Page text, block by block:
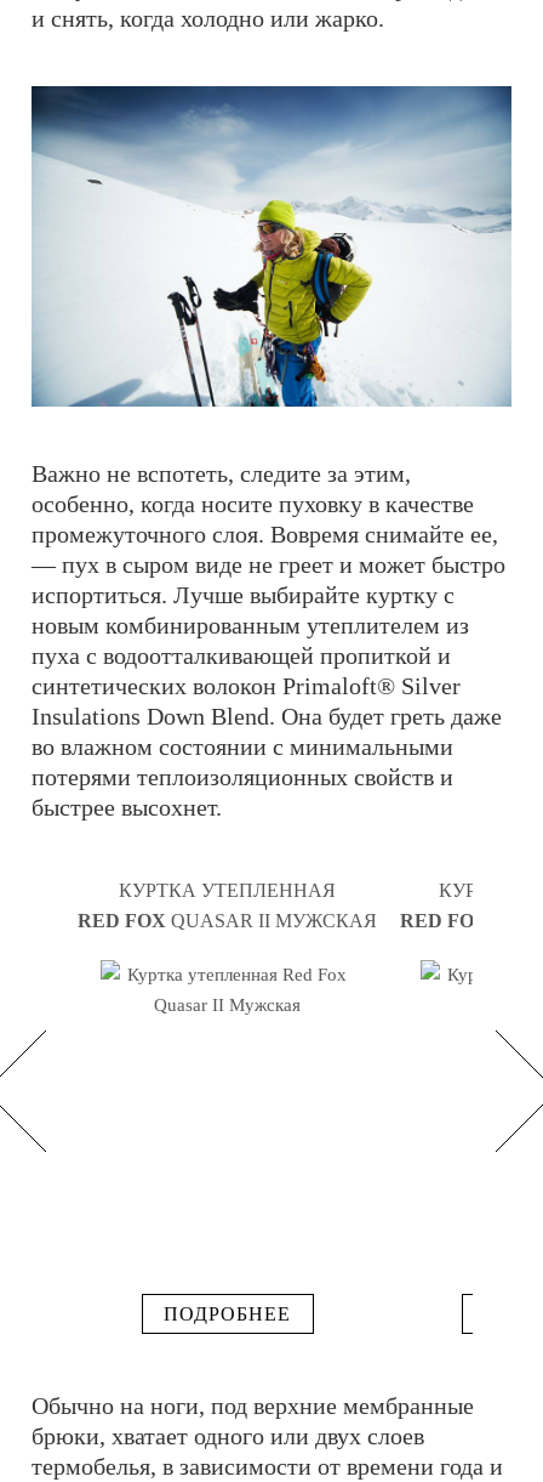
и снять, когда холодно или жарко.
Важно не вспотеть, следите за этим,
особенно, когда носите пуховку в качестве
промежуточного слоя. Вовремя снимайте ее,
— пух в сыром виде не греет и может быстро
испортиться. Лучше выбирайте куртку с
новым комбинированным утеплителем из
пуха с водоотталкивающей пропиткой и
синтетических волокон Primaloft® Silver
Insulations Down Blend. Она будет греть даже
во влажном состоянии с минимальными
потерями теплоизоляционных свойств и
быстрее высохнет.
КУРТКА УТЕПЛЕННАЯ
RED FOX QUASAR II МУЖСКАЯ
ПОДРОБНЕЕ
КУРТКА
RED FOX
Обычно на ноги, под верхние мембранные
брюки, хватает одного или двух слоев
термобелья, в зависимости от времени года и